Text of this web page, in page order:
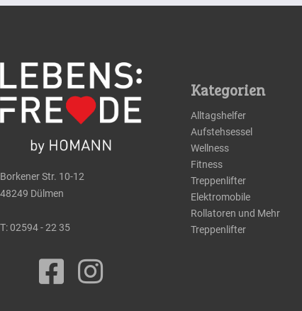
Borkener Str. 10-12
48249 Dülmen
T:02594 - 22 35
Kategorien
Alltagshelfer
Aufstehsessel
Wellness
Fitness
Treppenlifter
Elektromobile
Rollatoren und Mehr
Treppenlifter